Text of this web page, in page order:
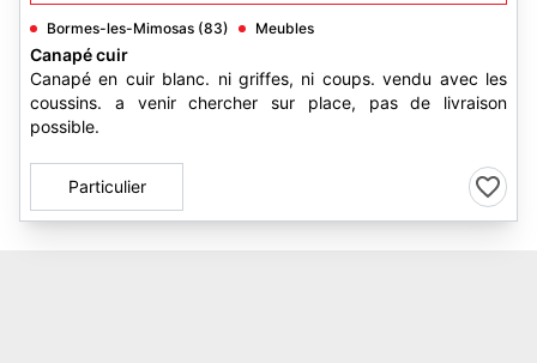
Bormes-les-Mimosas (83) Meubles
Canapé cuir
Canapé en cuir blanc. ni griffes, ni coups. vendu avec les
coussins. a venir chercher sur place, pas de livraison
possible.
Particulier